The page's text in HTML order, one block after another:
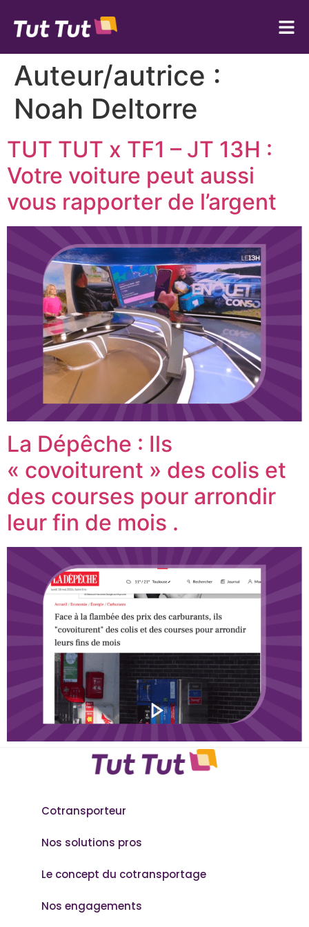
Auteur/autrice :
Noah Deltorre
TUT TUT x TF1 – JT 13H :
Votre voiture peut aussi
vous rapporter de l’argent
La Dépêche : Ils
« covoiturent » des colis et
des courses pour arrondir
leur fin de mois .
Cotransporteur
Nos solutions pros
Le concept du cotransportage
Nos engagements